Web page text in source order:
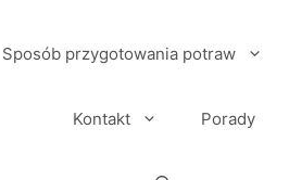
Sposób przygotowania potraw
Kontakt Porady